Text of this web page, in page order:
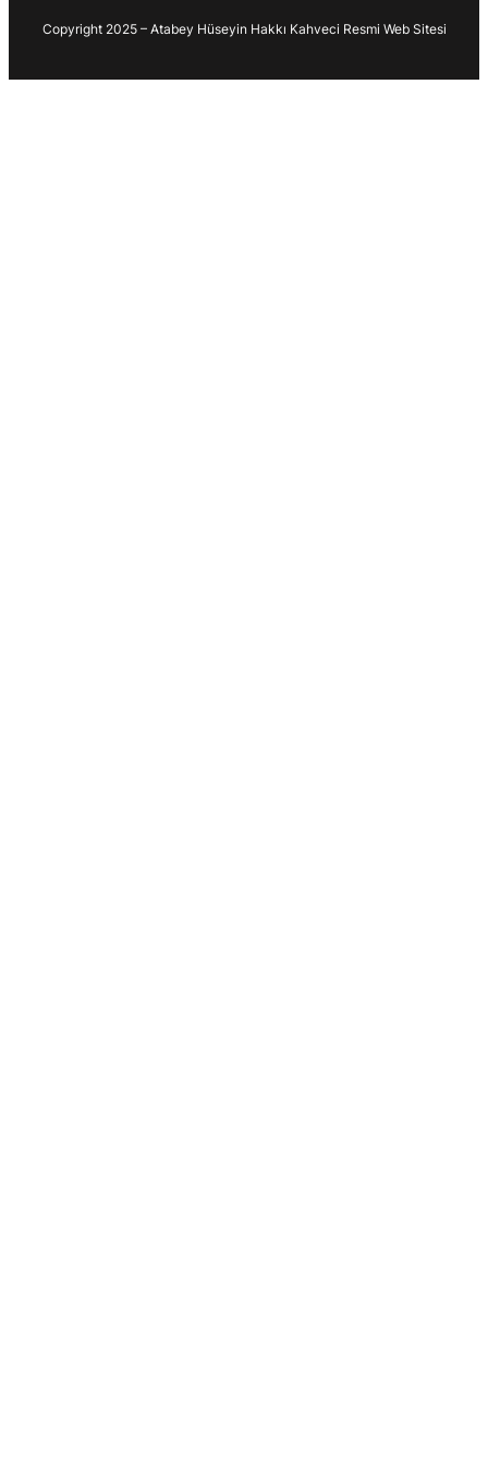
Copyright 2025 – Atabey Hüseyin Hakkı Kahveci Resmi Web Sitesi